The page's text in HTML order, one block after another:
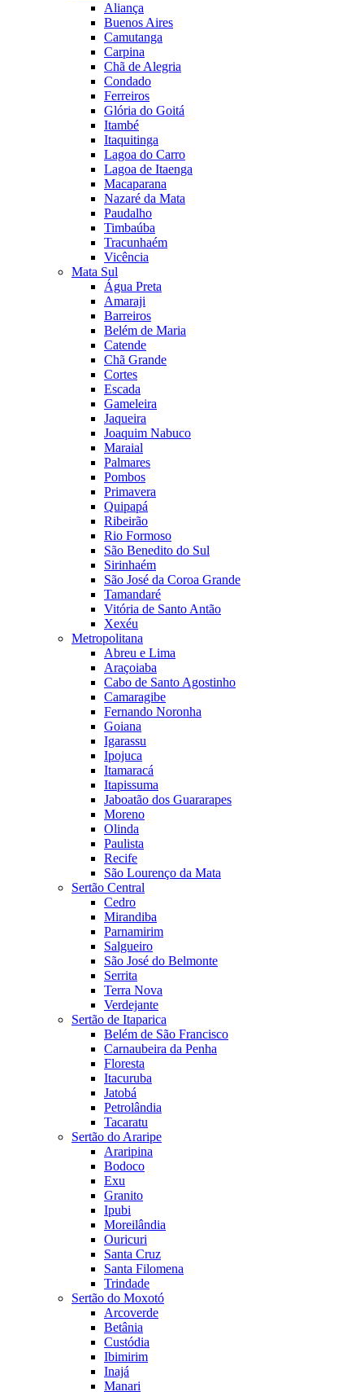
Aliança
Buenos Aires
Camutanga
Carpina
Chã de Alegria
Condado
Ferreiros
Glória do Goitá
Itambé
Itaquitinga
Lagoa do Carro
Lagoa de Itaenga
Macaparana
Nazaré da Mata
Paudalho
Timbaúba
Tracunhaém
Vicência
Mata Sul
Água Preta
Amaraji
Barreiros
Belém de Maria
Catende
Chã Grande
Cortes
Escada
Gameleira
Jaqueira
Joaquim Nabuco
Maraial
Palmares
Pombos
Primavera
Quipapá
Ribeirão
Rio Formoso
São Benedito do Sul
Sirinhaém
São José da Coroa Grande
Tamandaré
Vitória de Santo Antão
Xexéu
Metropolitana
Abreu e Lima
Araçoiaba
Cabo de Santo Agostinho
Camaragibe
Fernando Noronha
Goiana
Igarassu
Ipojuca
Itamaracá
Itapissuma
Jaboatão dos Guararapes
Moreno
Olinda
Paulista
Recife
São Lourenço da Mata
Sertão Central
Cedro
Mirandiba
Parnamirim
Salgueiro
São José do Belmonte
Serrita
Terra Nova
Verdejante
Sertão de Itaparica
Belém de São Francisco
Carnaubeira da Penha
Floresta
Itacuruba
Jatobá
Petrolândia
Tacaratu
Sertão do Araripe
Araripina
Bodoco
Exu
Granito
Ipubi
Moreilândia
Ouricuri
Santa Cruz
Santa Filomena
Trindade
Sertão do Moxotó
Arcoverde
Betânia
Custódia
Ibimirim
Inajá
Manari